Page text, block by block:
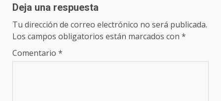
Deja una respuesta
Tu dirección de correo electrónico no será publicada.
Los campos obligatorios están marcados con *
Comentario *